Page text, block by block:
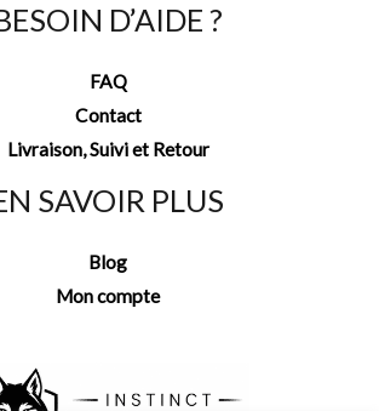
D’AIDE ?
FAQ
Contact
Livraison, Suivi et Retour
SAVOIR PLUS
Blog
Mon compte